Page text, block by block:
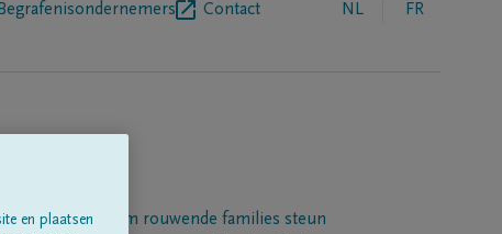
Begrafenisondernemers Contact NL FR
Een platform om rouwende families steun
en plaatsen